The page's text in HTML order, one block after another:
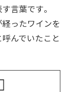
言葉です。
ったワインを
んでいたこと